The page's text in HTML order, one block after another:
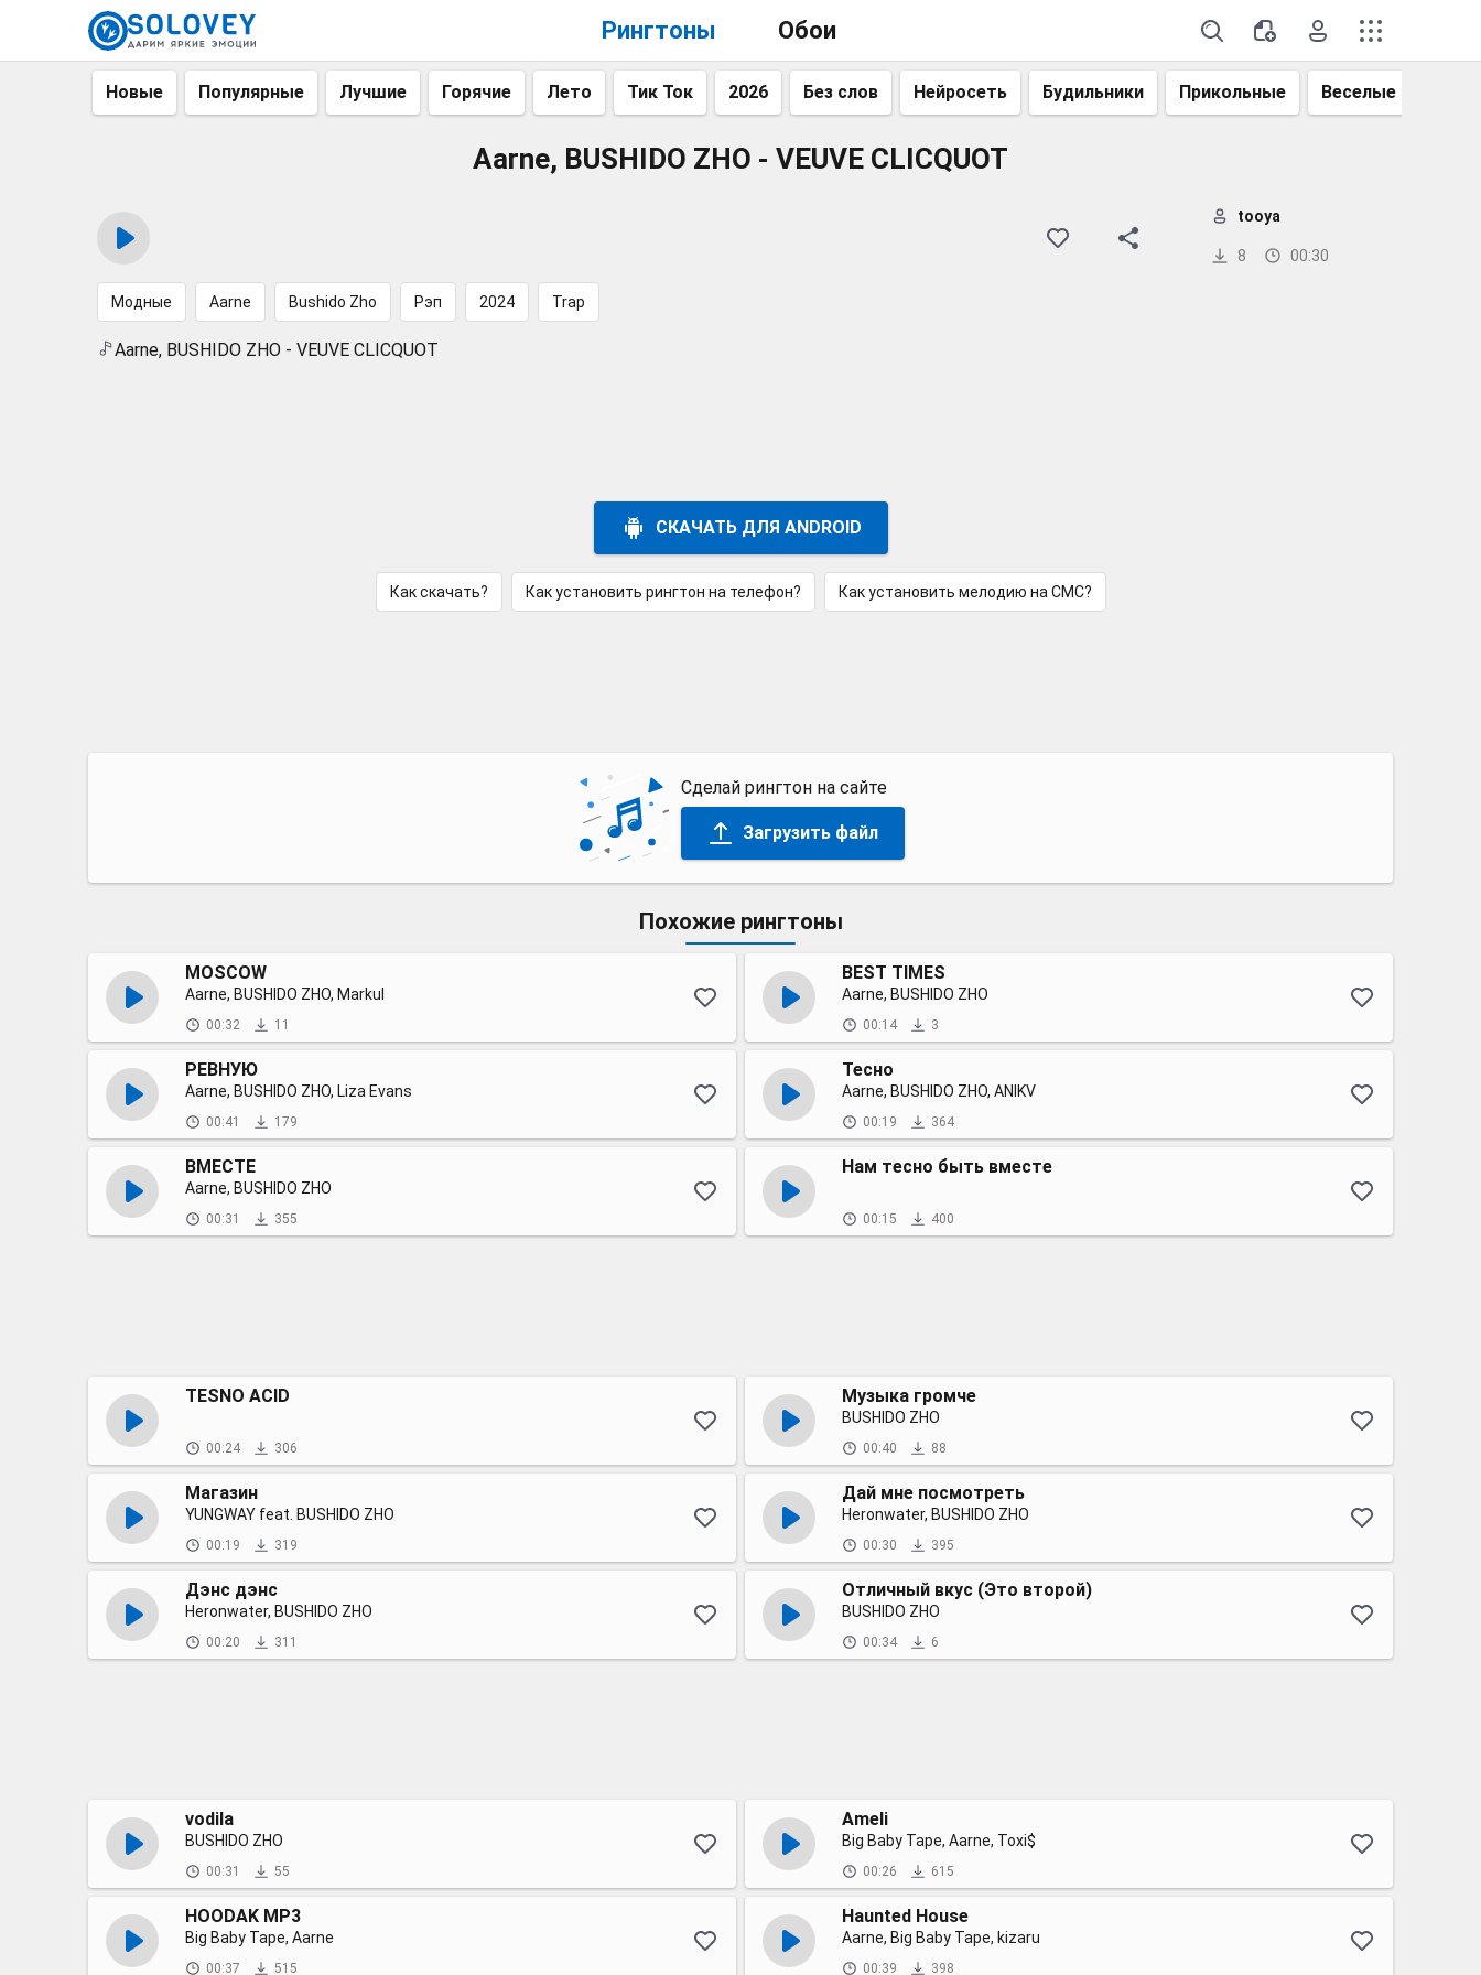
Рингтоны Обои
Новые Популярные Лучшие Горячие Лето Тик Ток 2026 Без слов Нейросеть Будильники Прикольные Веселые
Aarne, BUSHIDO ZHO - VEUVE CLICQUOT
8 00:30
tooya
Модные Aarne Bushido Zho Рэп 2024 Trap
Aarne, BUSHIDO ZHO - VEUVE CLICQUOT
СКАЧАТЬ ДЛЯ ANDROID
Как скачать? Как установить рингтон на телефон? Как установить мелодию на СМС?
Сделай рингтон на сайте
Загрузить файл
Похожие рингтоны
MOSCOW
Aarne, BUSHIDO ZHO, Markul
00:32 11
BEST TIMES
Aarne, BUSHIDO ZHO
00:14 3
РЕВНУЮ
Aarne, BUSHIDO ZHO, Liza Evans
00:41 179
Тесно
Aarne, BUSHIDO ZHO, ANIKV
00:19 364
ВМЕСТЕ
Aarne, BUSHIDO ZHO
00:31 355
Нам тесно быть вместе
00:15 400
ТESNO ACID
00:24 306
Музыка громче
BUSHIDO ZHO
00:40 88
Магазин
YUNGWAY feat. BUSHIDO ZHO
00:19 319
Дай мне посмотреть
Heronwater, BUSHIDO ZHO
00:30 395
Дэнс дэнс
Heronwater, BUSHIDO ZHO
00:20 311
Отличный вкус (Это второй)
BUSHIDO ZHO
00:34 6
vodila
BUSHIDO ZHO
00:31 55
Ameli
Big Baby Tape, Aarne, Toxi$
00:26 615
HOODAK MP3
Big Baby Tape, Aarne
00:37 515
Haunted House
Aarne, Big Baby Tape, kizaru
00:39 398